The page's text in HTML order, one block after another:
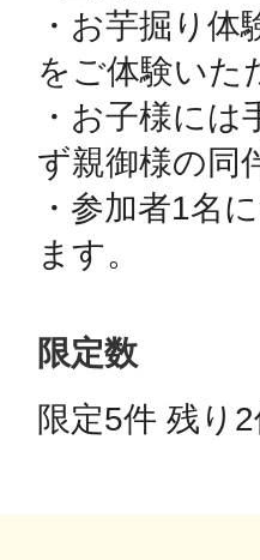
・お芋掘り
をご体験いた
・お子様に
ず親御様の同
・参加者1名
ます。
限定数
限定5件 残り